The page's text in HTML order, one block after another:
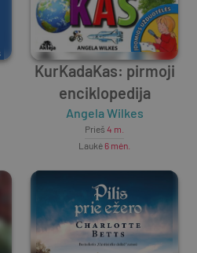
KurKadaKas: pirmoji
enciklopedija
Angela Wilkes
Prieš 4 m.
Laukė6 mėn.